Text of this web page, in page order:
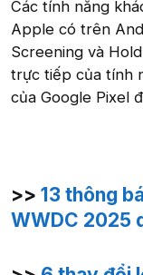
Các tính năng
Apple có trên
Screening và
trực tiếp của tính
của Google Pixel
>> 13 thông
WWDC 2025